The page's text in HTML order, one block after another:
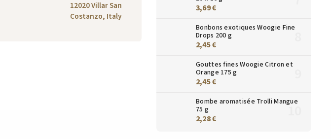
3,69 €
Bonbons exotiques Woogie Fine
Drops 200 g
2,45 €
Gouttes fines Woogie Citron et
Orange 175 g
2,45 €
Bombe aromatisée Trolli Mangue
75 g
2,28 €
12020 Villar San
Costanzo, Italy